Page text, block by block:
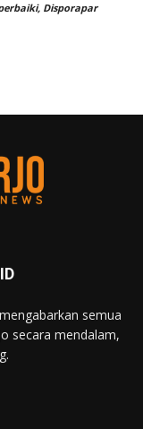
Disporapar
semua
secara mendalam,